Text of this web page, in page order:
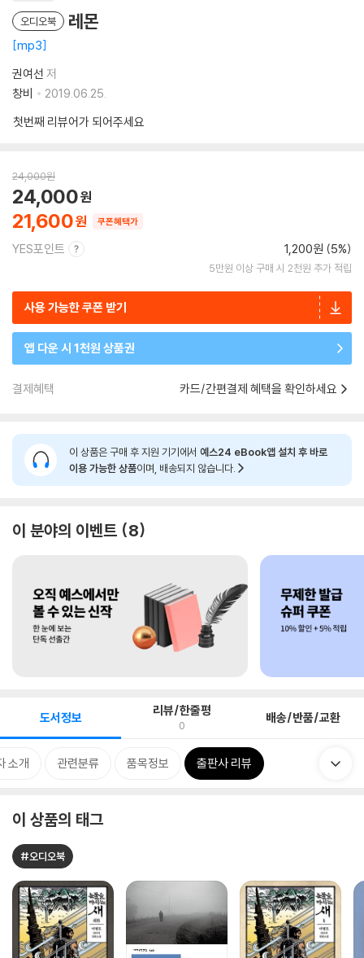
오디오북 레몬
mp3
권여선 저
창비
2019.06.25.
첫번째 리뷰어가 되어주세요
24,000원
21,600
24,000
쿠폰혜택가
YES포인트 1,200원 (5%)
5만원 이상 구매 시 2천원 추가 적립
사용 가능한 쿠폰 받기
앱 다운 시 1천원 상품권
결제혜택 카드/간편결제 혜택을 확인하세요
이 상품은 구매 후 지원 기기에서 예스24 eBook앱 설치 후 바로
이용 가능한 상품이며, 배송되지 않습니다.
이 분야의 이벤트 8
도서정보 리뷰/한줄평
0 배송/반품/교환
소개 관련분류 품목정보 출판사 리뷰
이 상품의 태그
#오디오북